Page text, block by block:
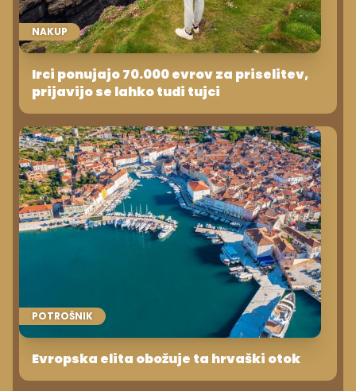
NAKUP
Irci ponujajo 70.000 evrov za priselitev,
prijavijo se lahko tudi tujci
POTROŠNIK
Evropska elita obožuje ta hrvaški otok